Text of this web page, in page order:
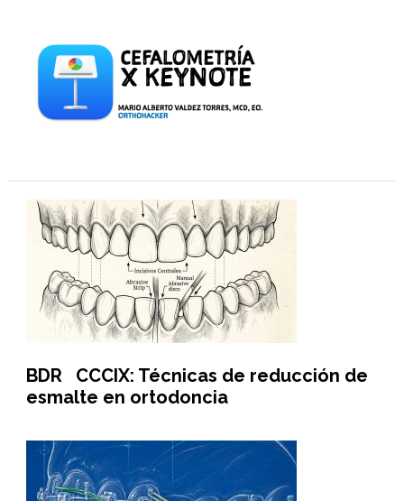
BDR CCCIX: Técnicas de reducción de
esmalte en ortodoncia